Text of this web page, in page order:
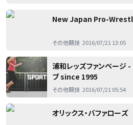
New Japan Pro-
その他競技 2016/07/21 13:05
浦和レッズファンページ
ブ since 1995
その他競技 2016/07/21 05:54
オリックス・バファローズ